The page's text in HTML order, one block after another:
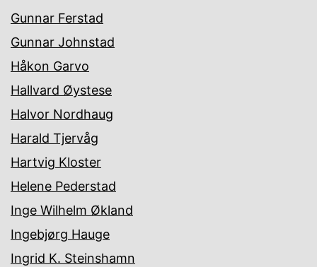
Gunnar Ferstad
Gunnar Johnstad
Håkon Garvo
Hallvard Øystese
Halvor Nordhaug
Harald Tjervåg
Hartvig Kloster
Helene Pederstad
Inge Wilhelm Økland
Ingebjørg Hauge
Ingrid K. Steinshamn